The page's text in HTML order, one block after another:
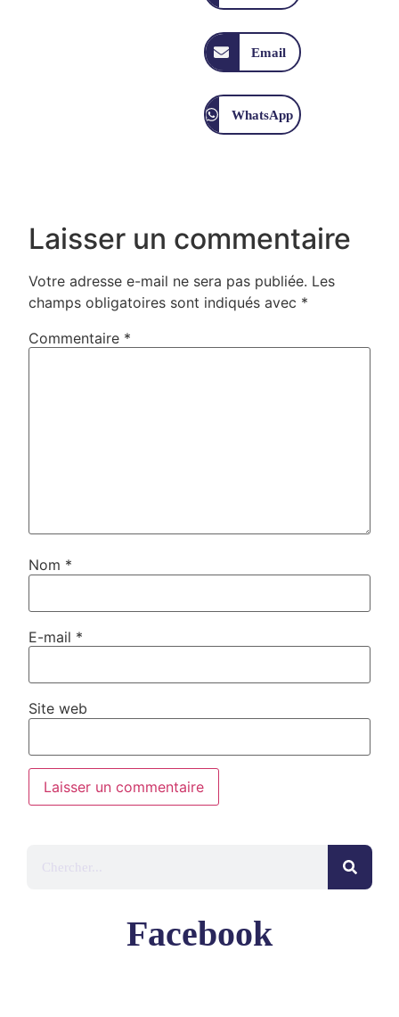
Email
WhatsApp
Laisser un commentaire
Votre adresse e-mail ne sera pas publiée. Les
champs obligatoires sont indiqués avec *
Commentaire *
Nom *
E-mail *
Site web
Facebook